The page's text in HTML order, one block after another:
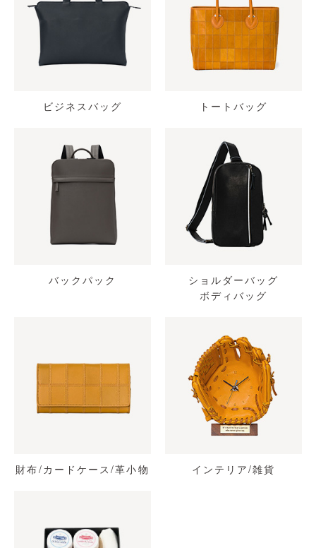
ビジネスバッグ トートバッグ
バックパック
ショルダーバッグ
ボディバッグ
財布/カードケース/革小物 インテリア/雑貨